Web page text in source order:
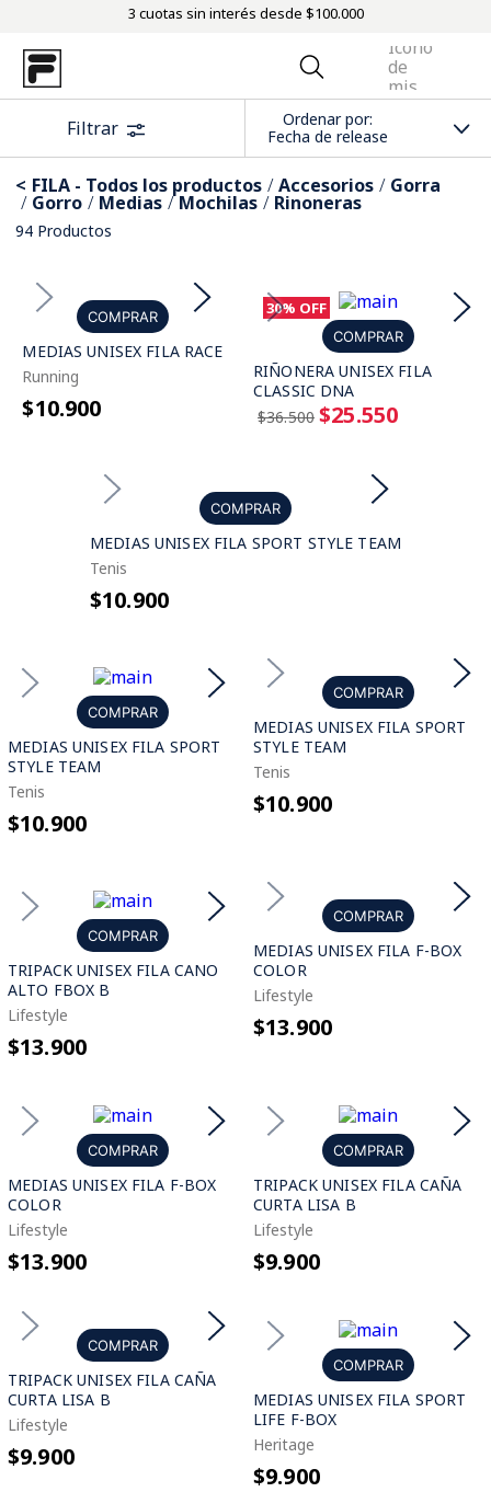
3 cuotas sin interés desde $100.000
Filtrar
Ordenar por
Fecha de release
FILA - Todos los productos Accesorios Gorra
Gorro Medias Mochilas Rinoneras
94 Productos
COMPRAR
MEDIAS UNISEX FILA RACE
Running
$10.900
30% OFF
COMPRAR
RIÑONERA UNISEX FILA
CLASSIC DNA
$36.500 $25.550
COMPRAR
MEDIAS UNISEX FILA SPORT STYLE TEAM
Tenis
$10.900
COMPRAR
MEDIAS UNISEX FILA SPORT
STYLE TEAM
Tenis
$10.900
COMPRAR
MEDIAS UNISEX FILA SPORT
STYLE TEAM
Tenis
$10.900
COMPRAR
TRIPACK UNISEX FILA CANO
ALTO FBOX B
Lifestyle
$13.900
COMPRAR
MEDIAS UNISEX FILA F-BOX
COLOR
Lifestyle
$13.900
COMPRAR
MEDIAS UNISEX FILA F-BOX
COLOR
Lifestyle
$13.900
COMPRAR
TRIPACK UNISEX FILA CAÑA
CURTA LISA B
Lifestyle
$9.900
COMPRAR
TRIPACK UNISEX FILA CAÑA
CURTA LISA B
Lifestyle
$9.900
COMPRAR
MEDIAS UNISEX FILA SPORT
LIFE F-BOX
Heritage
$9.900